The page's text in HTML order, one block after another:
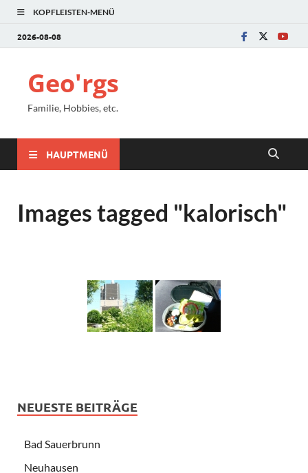
KOPFLEISTEN-MENÜ
2026-08-08
Geo'rgs
Familie, Hobbies, etc.
HAUPTMENÜ
Images tagged "kalorisch"
NEUESTE BEITRÄGE
Bad Sauerbrunn
Neuhausen